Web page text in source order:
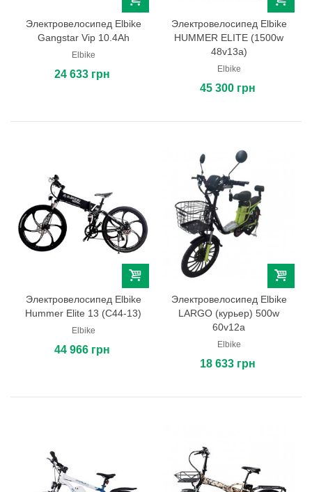
Электровелосипед Elbike
Gangstar Vip 10.4Ah
Elbike
24 633 грн
Электровелосипед Elbike
HUMMER ELITE (1500w
48v13a)
Elbike
45 300 грн
Электровелосипед Elbike
Hummer Elite 13 (C44-13)
Elbike
44 966 грн
Электровелосипед Elbike
LARGO (курьер) 500w
60v12a
Elbike
18 633 грн